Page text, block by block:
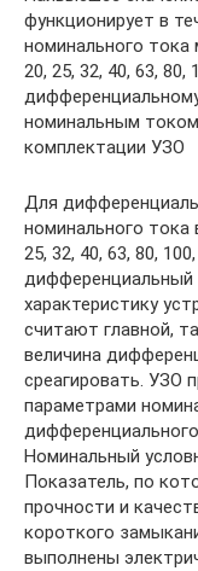
функционирует в
номинального
20, 25, 32, 40, 63,
номинальным
комплектации УЗО
Для
номинального тока
25, 32, 40, 63, 80,
дифференциальный
характеристику
считают главной,
величина
среагировать. УЗО
параметрами
Номинальный
Показатель, по
прочности и
короткого
выполнены